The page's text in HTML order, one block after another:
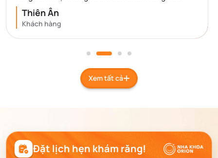
Thiên Ân
Khách hàng
Xem tất cả
Đặt lịch hẹn khám răng!